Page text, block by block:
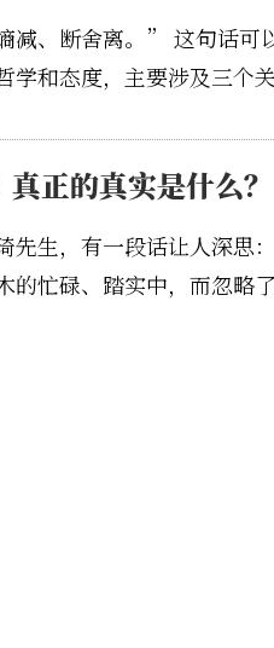
减、断舍离。” 这句话可
学和态度，主要涉及三个
正的真实是什么？
先生，有一段话让人深思
的忙碌、踏实中，而忽略